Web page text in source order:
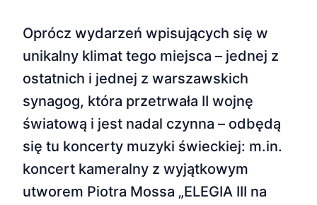
Oprócz wydarzeń wpisujących się w
unikalny klimat tego miejsca – jednej z
ostatnich i jednej z warszawskich
synagog, która przetrwała II wojnę
światową i jest nadal czynna – odbędą
się tu koncerty muzyki świeckiej: m.in.
koncert kameralny z wyjątkowym
utworem Piotra Mossa „ELEGIA III na